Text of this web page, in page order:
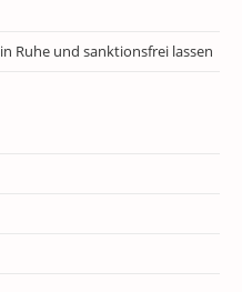
Ruhe und sanktionsfrei lassen